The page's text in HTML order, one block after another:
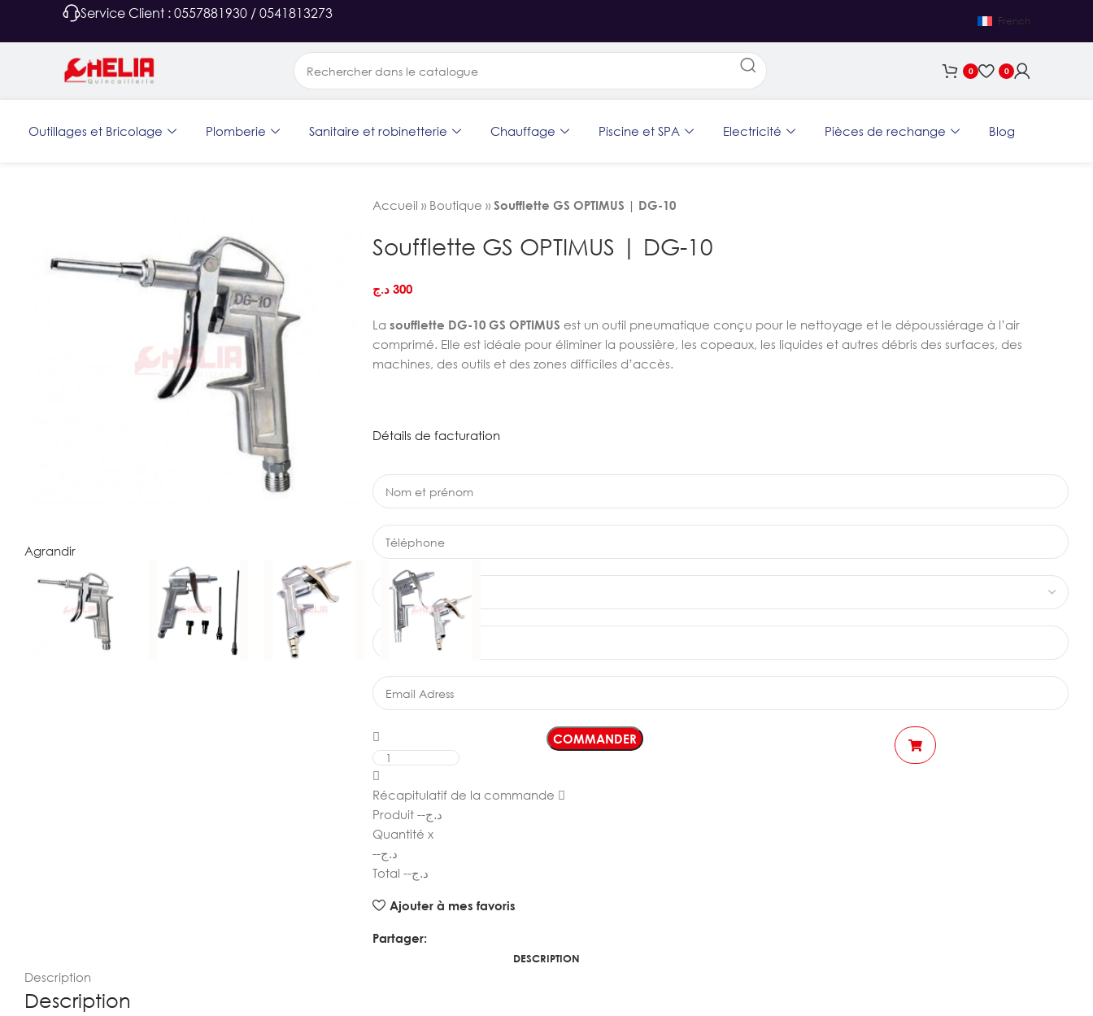
Service Client : 0557881930 / 0541813273 French
0 0
Outillages et Bricolage Plomberie Sanitaire et robinetterie Chauffage Piscine et SPA Electricité Pièces de rechange Blog
Agrandir
Accueil » Boutique » Soufflette GS OPTIMUS | DG-10
Soufflette GS OPTIMUS | DG-10
300 د.ج
La soufflette DG-10 GS OPTIMUS est un outil pneumatique conçu pour le nettoyage et le dépoussiérage à l’air
comprimé. Elle est idéale pour éliminer la poussière, les copeaux, les liquides et autres débris des surfaces, des
machines, des outils et des zones difficiles d’accès.
Détails de facturation
COMMANDER
Récapitulatif de la commande
Produit --د.ج
Quantité x
--د.ج
Total --د.ج
Ajouter à mes favoris
Partager:
DESCRIPTION
Description
Description